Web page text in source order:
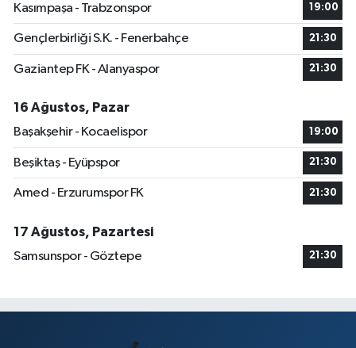
Kasımpaşa - Trabzonspor 19:00
Gençlerbirliği S.K. - Fenerbahçe 21:30
Gaziantep FK - Alanyaspor 21:30
16 Ağustos, Pazar
Başakşehir - Kocaelispor
19:00
Beşiktaş - Eyüpspor 21:30
Amed - Erzurumspor FK 21:30
17 Ağustos, Pazartesi
Samsunspor - Göztepe
21:30